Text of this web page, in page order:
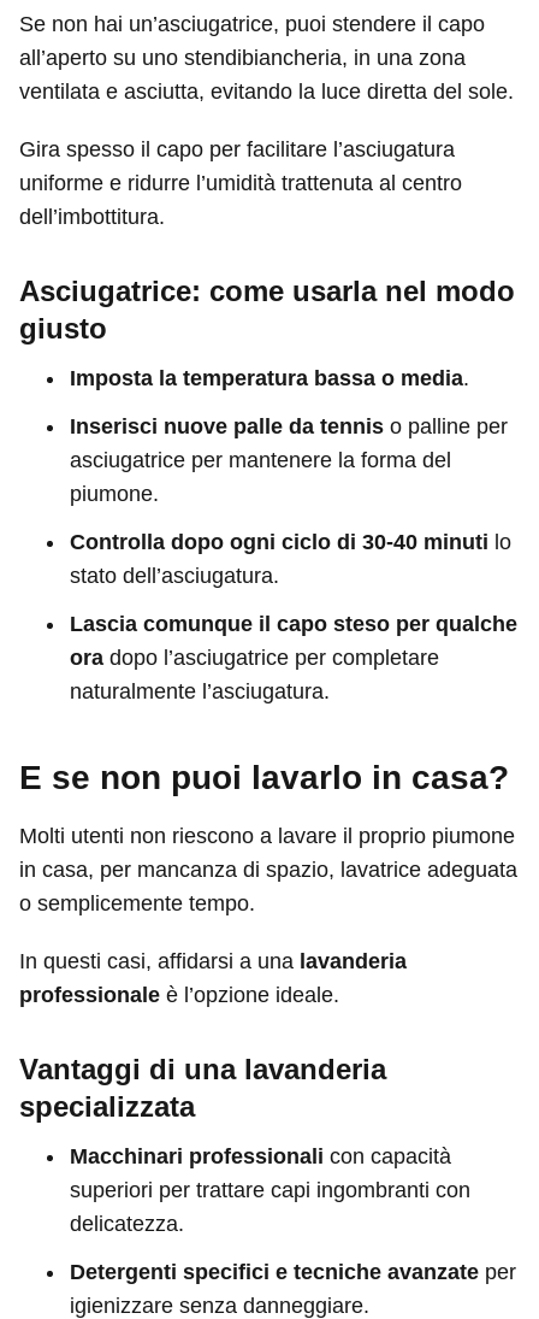
Se non hai un’asciugatrice, puoi stendere il capo
all’aperto su uno stendibiancheria, in una zona
ventilata e asciutta, evitando la luce diretta del sole.
Gira spesso il capo per facilitare l’asciugatura
uniforme e ridurre l’umidità trattenuta al centro
dell’imbottitura.
Asciugatrice: come usarla nel modo
giusto
Imposta la temperatura bassa o media.
Inserisci nuove palle da tennis o palline per
asciugatrice per mantenere la forma del
piumone.
Controlla dopo ogni ciclo di 30-40 minuti lo
stato dell’asciugatura.
Lascia comunque il capo steso per qualche
ora dopo l’asciugatrice per completare
naturalmente l’asciugatura.
E se non puoi lavarlo in casa?
Molti utenti non riescono a lavare il proprio piumone
in casa, per mancanza di spazio, lavatrice adeguata
o semplicemente tempo.
In questi casi, affidarsi a una lavanderia
professionale è l’opzione ideale.
Vantaggi di una lavanderia
specializzata
Macchinari professionali con capacità
superiori per trattare capi ingombranti con
delicatezza.
Detergenti specifici e tecniche avanzate per
igienizzare senza danneggiare.